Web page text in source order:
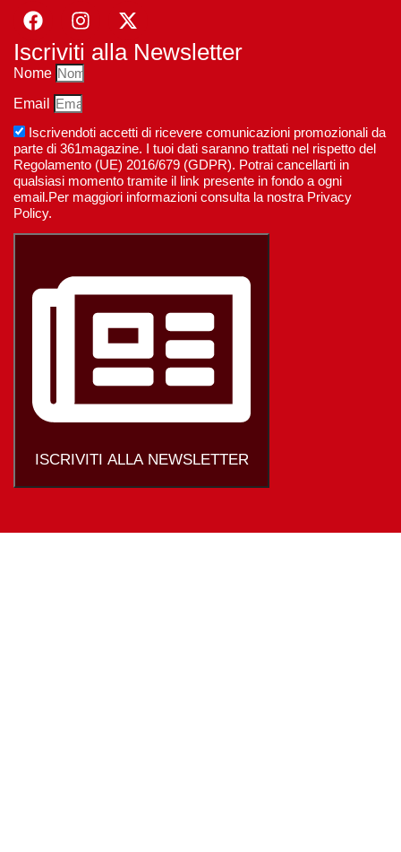
Iscriviti alla Newsletter
Nome
Email
Iscrivendoti accetti di ricevere comunicazioni promozionali da
parte di 361magazine. I tuoi dati saranno trattati nel rispetto del
Regolamento (UE) 2016/679 (GDPR). Potrai cancellarti in
qualsiasi momento tramite il link presente in fondo a ogni
email.Per maggiori informazioni consulta la nostra Privacy
Policy.
ISCRIVITI ALLA NEWSLETTER